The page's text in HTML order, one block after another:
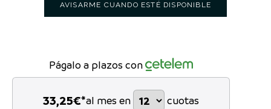
AVISARME CUANDO ESTÉ DISPONIBLE
Págalo a plazos con
33,25€*al mes en cuotas